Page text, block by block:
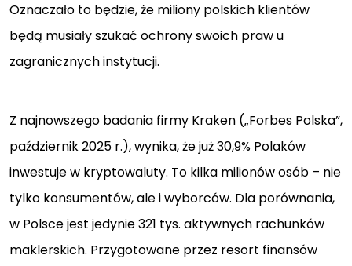
Oznaczało to będzie, że miliony polskich klientów
będą musiały szukać ochrony swoich praw u
zagranicznych instytucji.
Z najnowszego badania firmy Kraken („Forbes Polska”,
październik 2025 r.), wynika, że już 30,9% Polaków
inwestuje w kryptowaluty. To kilka milionów osób – nie
tylko konsumentów, ale i wyborców. Dla porównania,
w Polsce jest jedynie 321 tys. aktywnych rachunków
maklerskich. Przygotowane przez resort finansów